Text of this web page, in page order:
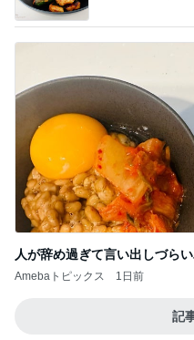
Amebaトピックス
日本未発売で一
Amebaトピックス
ジャンル人気記事ラン
ヨガ・フィットネス
ゴリゴリ
はいつも
億女目指す